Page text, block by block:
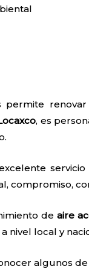
permite
, es
compromiso,
de aire
nivel local y
algunos